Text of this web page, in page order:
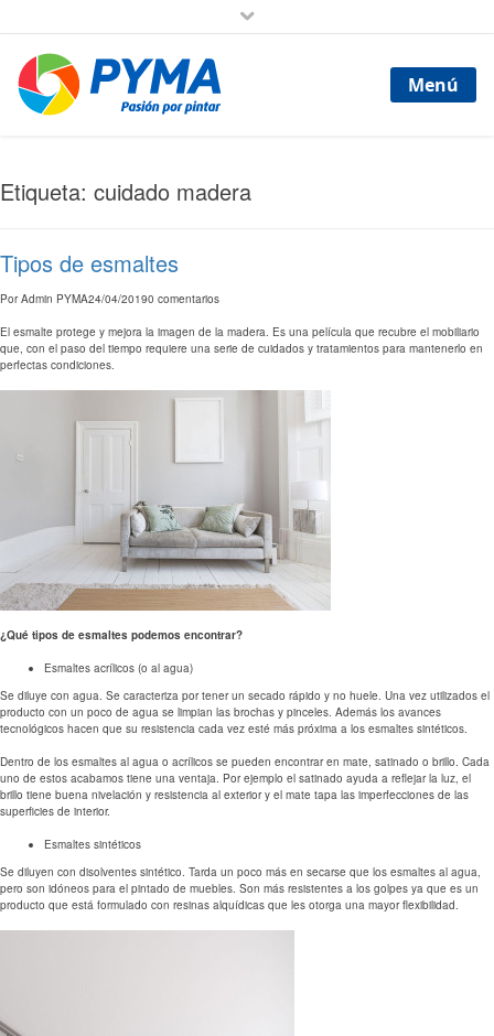
Menú
Etiqueta: cuidado madera
Tipos de esmaltes
PorAdmin PYMA24/04/20190 comentarios
El esmalte protege y mejora la imagen de la madera. Es una película que recubre el mobiliario
que, con el paso del tiempo requiere una serie de cuidados y tratamientos para mantenerlo en
perfectas condiciones.
¿Qué tipos de esmaltes podemos encontrar?
Esmaltes acrílicos (o al agua)
Se diluye con agua. Se caracteriza por tener un secado rápido y no huele. Una vez utilizados el
producto con un poco de agua se limpian las brochas y pinceles. Además los avances
tecnológicos hacen que su resistencia cada vez esté más próxima a los esmaltes sintéticos.
Dentro de los esmaltes al agua o acrílicos se pueden encontrar en mate, satinado o brillo. Cada
uno de estos acabamos tiene una ventaja. Por ejemplo el satinado ayuda a reflejar la luz, el
brillo tiene buena nivelación y resistencia al exterior y el mate tapa las imperfecciones de las
superficies de interior.
Esmaltes sintéticos
Se diluyen con disolventes sintético. Tarda un poco más en secarse que los esmaltes al agua,
pero son idóneos para el pintado de muebles. Son más resistentes a los golpes ya que es un
producto que está formulado con resinas alquídicas que les otorga una mayor flexibilidad.